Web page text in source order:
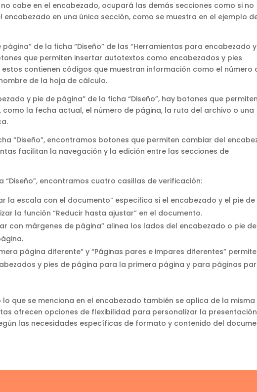
cabe en el encabezado, ocupará las demás secciones como si no
encabezado en una única sección, como se muestra en el ejemplo
página” de la ficha “Diseño” de las “Herramientas para encabezado
que permiten insertar autotextos como encabezados y pies
contienen códigos que muestran información como el número
de la hoja de cálculo.
y pie de página” de la ficha “Diseño”, hay botones que permiten
la fecha actual, el número de página, la ruta del archivo o una
“Diseño”, encontramos botones que permiten cambiar del
facilitan la navegación y la edición entre las secciones de
“Diseño”, encontramos cuatro casillas de verificación:
la escala con el documento” especifica si el encabezado y el pie de
la función “Reducir hasta ajustar” en el documento.
con márgenes de página” alinea los lados del encabezado o pie de
página diferente” y “Páginas pares e impares diferentes”
y pies de página para la primera página y para páginas
que se menciona en el encabezado también se aplica de la misma
ofrecen opciones de flexibilidad para personalizar la
las necesidades específicas de formato y contenido del